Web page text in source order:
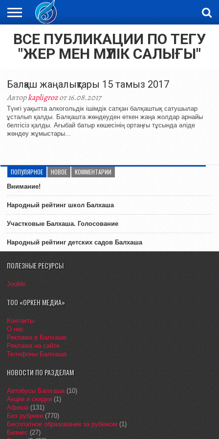
ЖАҢАЛЫҚТАР
НОВОСТИ
ВИДЕО
ФОТОРЕПОРТАЖИ
ОРКЕН
LIVETV
ВСЕ ПУБЛИКАЦИИ ПО ТЕГУ
"ЖЕР МЕН МҮЛІК САЛЫҒЫ"
Балқаш жаңалықтары 15 тамыз 2017
Авторkapligrozот 16.08.2017
Түнгі уақытта алкогольдік ішімдік сатқан балқаштық сатушылар
ұсталып қалды. Балқашта жөндеуден өткен жаңа жолдар арнайы
белгісіз қалды. Ағыбай батыр көшесінің ортаңғы тұсында әліде
жөндеу жұмыстары...
ПОПУЛЯРНОЕ НОВОЕ КОММЕНТАРИИ
Внимание!
Народный рейтинг школ Балхаша
Участковые Балхаша. Голосование
Народный рейтинг детских садов Балхаша
ПОЛЕЗНЫЕ РЕСУРСЫ
Jooble
ТОО «ОРКЕН МЕДИА»
Контакты
О нас
Реклама в Балхаше
Реклама на сайте
Телефоны Балхаша
НОВОСТИ ПО РАЗДЕЛАМ
Автобусы Балхаша(10)
Акции и скидки (1)
Афиша(131)
Без рубрики (770)
Бесплатное образование за рубежом (1)
Бизнес (27)